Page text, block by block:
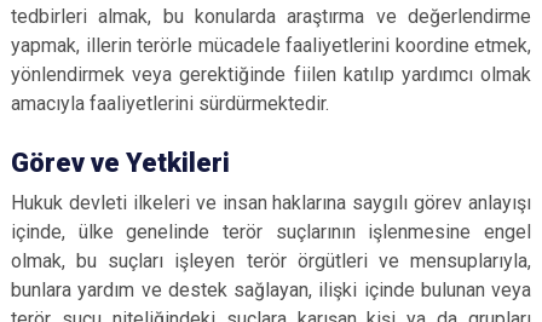
tedbirleri almak, bu konularda araştırma ve değerlendirme
yapmak, illerin terörle mücadele faaliyetlerini koordine etmek,
yönlendirmek veya gerektiğinde fiilen katılıp yardımcı olmak
amacıyla faaliyetlerini sürdürmektedir.
Görev ve Yetkileri
Hukuk devleti ilkeleri ve insan haklarına saygılı görev anlayışı
içinde, ülke genelinde terör suçlarının işlenmesine engel
olmak, bu suçları işleyen terör örgütleri ve mensuplarıyla,
bunlara yardım ve destek sağlayan, ilişki içinde bulunan veya